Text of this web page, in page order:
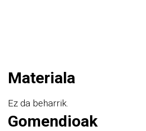
Materiala
Ez da beharrik.
Gomendioak